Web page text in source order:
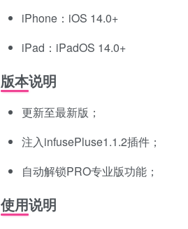
iPhone：iOS 14.0+
iPad：iPadOS 14.0+
版本说明
更新至最新版；
注入infusePluse1.1.2插件；
自动解锁PRO专业版功能；
使用说明